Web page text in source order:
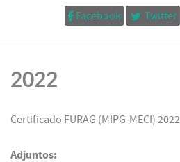
Facebook Twitter
2022
Certificado FURAG (MIPG-MECI) 2022
Adjuntos: